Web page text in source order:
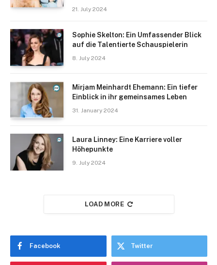
21. July 2024
Sophie Skelton: Ein Umfassender Blick
auf die Talentierte Schauspielerin
8. July 2024
Mirjam Meinhardt Ehemann: Ein tiefer
Einblick in ihr gemeinsames Leben
31. January 2024
Laura Linney: Eine Karriere voller
Höhepunkte
9. July 2024
LOAD MORE
Facebook Twitter